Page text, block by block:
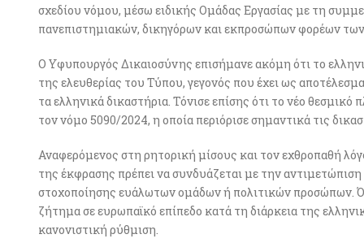
σχεδίου νόμου, μέσω ειδικής Ομάδας Εργασίας με τη
πανεπιστημιακών, δικηγόρων και εκπροσώπων φορέων
Ο Υφυπουργός Δικαιοσύνης επισήμανε ακόμη ότι το
της ελευθερίας του Τύπου, γεγονός που έχει ως
τα ελληνικά δικαστήρια. Τόνισε επίσης ότι το νέο
τον νόμο 5090/2024, η οποία περιόρισε σημαντικά τις
Αναφερόμενος στη ρητορική μίσους και τον εχθροπαθή
της έκφρασης πρέπει να συνδυάζεται με την
στοχοποίησης ευάλωτων ομάδων ή πολιτικών προσώπων.
ζήτημα σε ευρωπαϊκό επίπεδο κατά τη διάρκεια της
κανονιστική ρύθμιση.